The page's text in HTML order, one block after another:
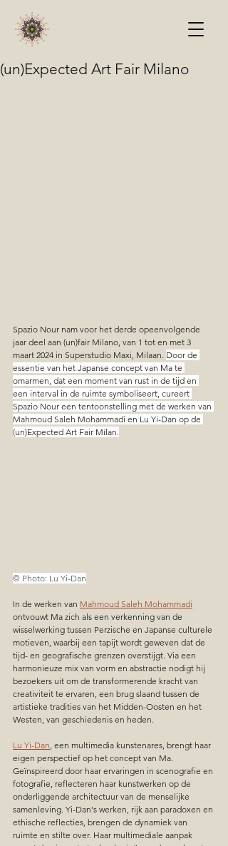
(un)Expected Art Fair Milano
Spazio Nour nam voor het derde opeenvolgende
jaar deel aan (un)fair Milano, van 1 tot en met 3
maart 2024 in Superstudio Maxi, Milaan. Door de
essentie van het Japanse concept van Ma te
omarmen, dat een moment van rust in de tijd en
een interval in de ruimte symboliseert, cureert
Spazio Nour een tentoonstelling met de werken van
Mahmoud Saleh Mohammadi en Lu Yi-Dan op de
(un)Expected Art Fair Milan.
© Photo: Lu Yi-Dan
In de werken van Mahmoud Saleh Mohammadi
ontvouwt Ma zich als een verkenning van de
wisselwerking tussen Perzische en Japanse culturele
motieven, waarbij een tapijt wordt geweven dat de
tijd- en geografische grenzen overstijgt. Via een
harmonieuze mix van vorm en abstractie nodigt hij
bezoekers uit om de transformerende kracht van
creativiteit te ervaren, een brug slaand tussen de
artistieke tradities van het Midden-Oosten en het
Westen, van geschiedenis en heden.
Lu Yi-Dan , een multimedia kunstenares, brengt haar
eigen perspectief op het concept van Ma.
Geïnspireerd door haar ervaringen in scenografie en
fotografie, reflecteren haar kunstwerken op de
onderliggende architectuur van de menselijke
samenleving. Yi-Dan's werken, rijk aan paradoxen en
ethische reflecties, brengen de dynamiek van
ruimte en stilte over. Haar multimediale aanpak